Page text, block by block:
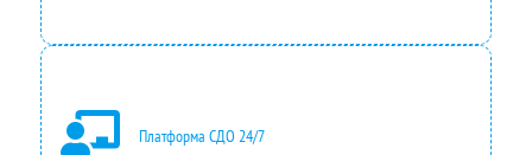
Платформа СДО 24/7